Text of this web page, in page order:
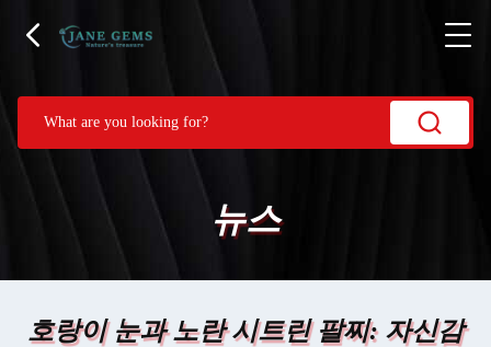
뉴스
호랑이 눈과 노란 시트린 팔찌: 자신감